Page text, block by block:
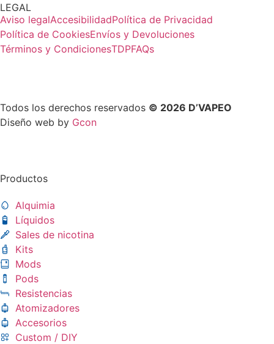
LEGAL
Aviso legalAccesibilidadPolítica de Privacidad
Política de CookiesEnvíos y Devoluciones
Términos y CondicionesTDPFAQs
Todos los derechos reservados © 2026 D’VAPEO
Diseño web by Gcon
Productos
Alquimia
Líquidos
Sales de nicotina
Kits
Mods
Pods
Resistencias
Atomizadores
Accesorios
Custom / DIY